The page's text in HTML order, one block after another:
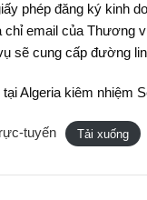
phép đăng ký kinh
email của Thương
sẽ cung cấp đường
kiêm nhiệm
tuyến Tải xuống